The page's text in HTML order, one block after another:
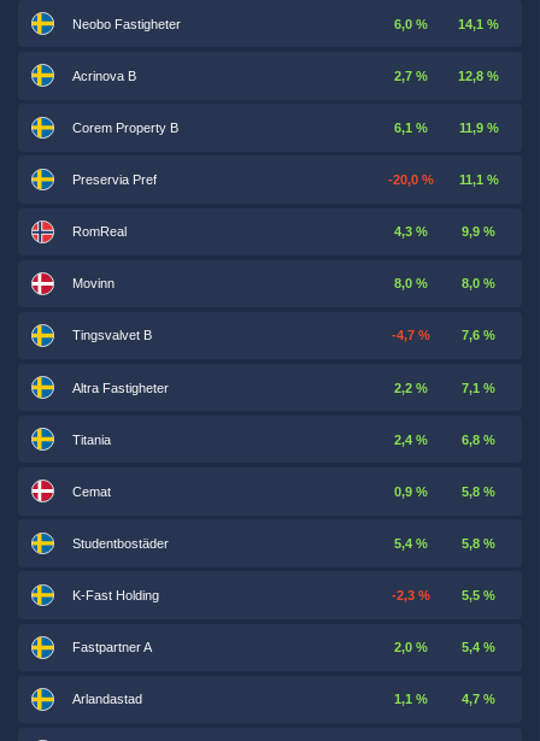
Neobo Fastigheter 6,0 % 14,1 %
Acrinova B 2,7 % 12,8 %
Corem Property B 6,1 % 11,9 %
Preservia Pref -20,0 % 11,1 %
RomReal 4,3 % 9,9 %
Movinn 8,0 % 8,0 %
Tingsvalvet B -4,7 % 7,6 %
Altra Fastigheter 2,2 % 7,1 %
Titania 2,4 % 6,8 %
Cemat 0,9 % 5,8 %
Studentbostäder 5,4 % 5,8 %
K-Fast Holding -2,3 % 5,5 %
Fastpartner A 2,0 % 5,4 %
Arlandastad 1,1 % 4,7 %